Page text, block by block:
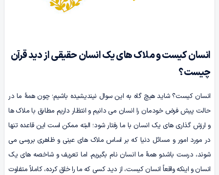
انسان کیست و ملاک های یک انسان حقیقی از دید قرآن
چیست؟
انسان کیست؟ شاید هیچ گاه به این سوال نیندیشیده باشیم؛ چون همۀ ما در
حالت پیش فرض خودمان را انسان می دانیم و انتظار داریم مطابق با ملاک ها
و ارزش گذاری های یک انسان با ما رفتار شود؛ البته ممکن است این قاعده تنها
در مورد امور و مسائل دنیا که بر اساس ملاک های عینی و ظاهری بررسی می
شوند، درست باشدو همۀ ما انسان نام بگیریم. اما تعریف و شاخصه های یک
انسان و اینکه واقعاً انسان کیست، از دید کسی که ما را خلق کرده، کاملاً متفاوت